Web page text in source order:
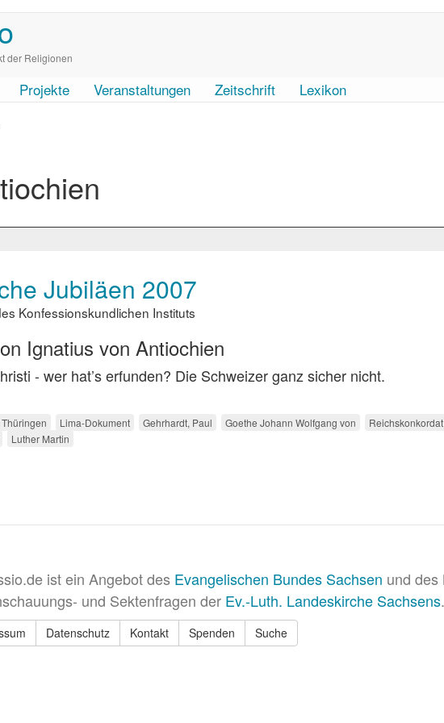
der Religionen
Projekte Veranstaltungen Zeitschrift Lexikon
Jubiläen 2007
Konfessionskundlichen Instituts
Ignatius von Antiochien
- wer hat’s erfunden? Die Schweizer ganz sicher nicht.
Lima-Dokument Gehrhardt, Paul Goethe Johann Wolfgang von
Reichskonkordat
Luther Martin
ist ein Angebot des Evangelischen Bundes Sachsen und des
und Sektenfragen der Ev.-Luth. Landeskirche Sachsens.
Datenschutz Kontakt Spenden Suche